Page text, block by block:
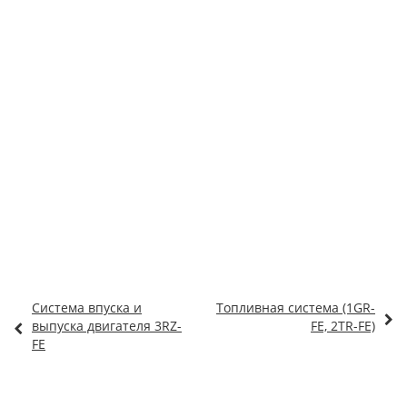
Система впуска и
выпуска двигателя 3RZ-
FE
Топливная система (1GR-
FE, 2TR-FE)